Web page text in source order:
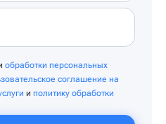
обработки персональных
соглашение на
и политику обработки